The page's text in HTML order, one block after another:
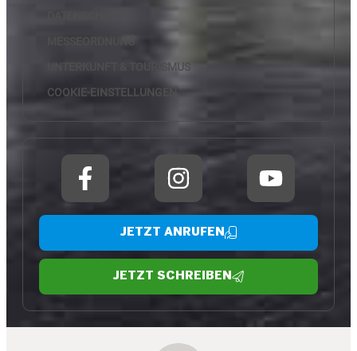
UNTERKUNFT & TOURISMUS
COOKIE-EINSTELLUNGEN
JETZT ANRUFEN
JETZT SCHREIBEN